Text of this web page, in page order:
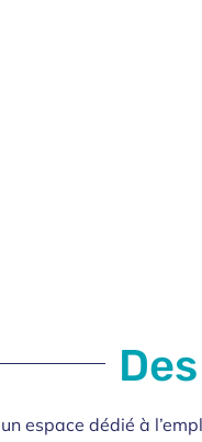
espace dédié à